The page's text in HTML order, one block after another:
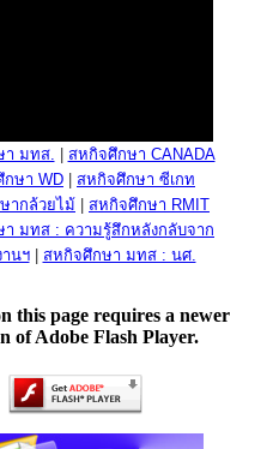
า มทส.
สหกิจศึกษา CANADA
ษา WD
สหกิจศึกษา ซีเกท
ากล้วยไม้
สหกิจศึกษา RMIT
มทส : ความรู้สึกหลังกลับจาก
นฯ| สหกิจศึกษา มทส : นศ.
this page requires a newer
of Adobe Flash Player.